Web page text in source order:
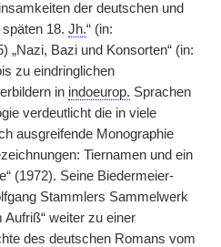
der deutschen und
18. Jh.“ (in:
„Nazi, Bazi und Konsorten“ (in:
zu eindringlichen
in indoeurop. Sprachen
verdeutlicht die in viele
ausgreifende Monographie
Tiernamen und ein
(1972). Seine Biedermeier-
Stammlers Sammelwerk
Aufriß“ weiter zu einer
des deutschen Romans vom